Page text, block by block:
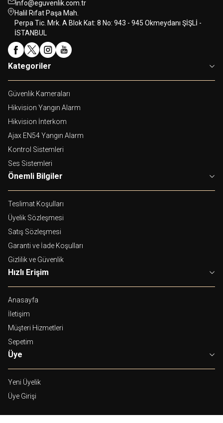
info@eguvenlik.com.tr
Halil Rıfat Paşa Mah.
Perpa Tic. Mrk. A Blok Kat: 8 No: 943 - 945 Okmeydanı ŞİŞLİ -
İSTANBUL
Kategoriler
Güvenlik Kameraları
Hikvision Yangın Alarm
Hikvision İnterkom
Ajax EN54 Yangın Alarm
Kontrol Sistemleri
Ses Sistemleri
Önemli Bilgiler
Teslimat Koşulları
Üyelik Sözleşmesi
Satış Sözleşmesi
Garanti ve İade Koşulları
Gizlilik ve Güvenlik
Hızlı Erişim
Anasayfa
İletişim
Müşteri Hizmetleri
Sepetim
Üye
Yeni Üyelik
Üye Girişi